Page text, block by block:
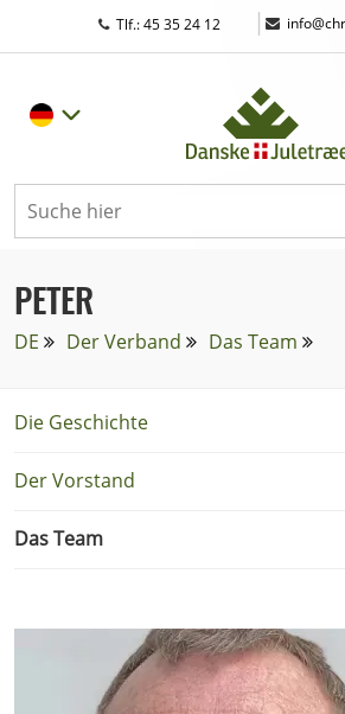
Tlf.: 45 35 24 12 |
PETER
DE Der Verband Das Team
Die Geschichte
Der Vorstand
Das Team